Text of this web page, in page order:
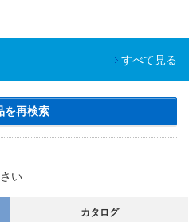
すべて見る
を再検索
い
カタログ